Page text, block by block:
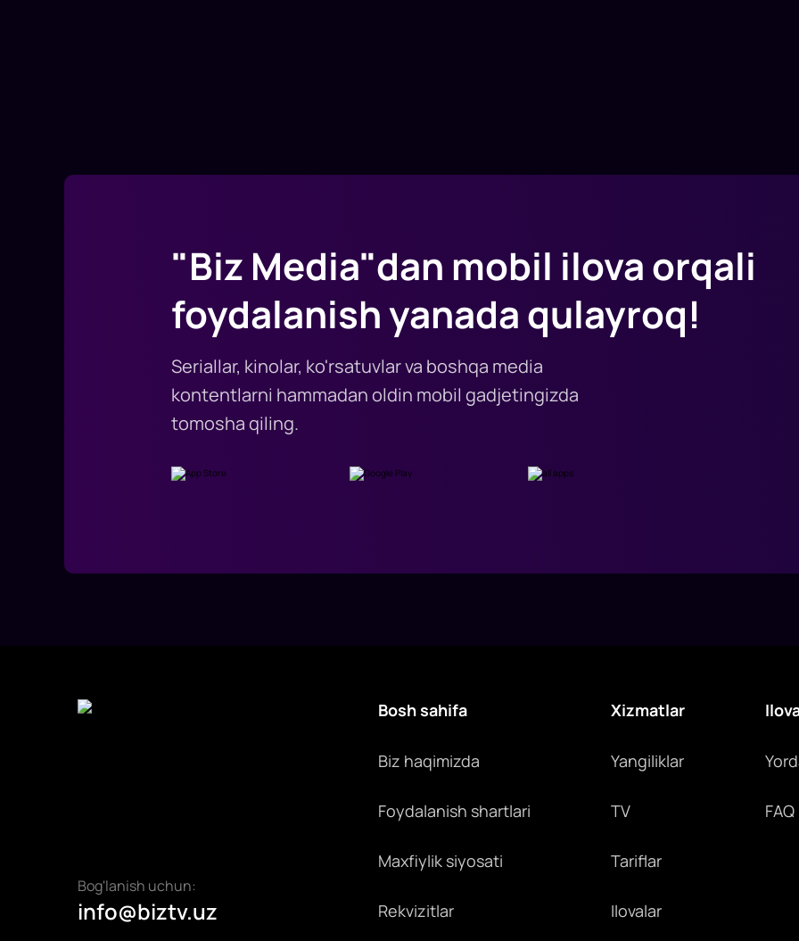
"Biz Media"dan mobil ilova orqali
foydalanish yanada qulayroq!
Seriallar, kinolar, ko'rsatuvlar va boshqa media
kontentlarni hammadan oldin mobil gadjetingizda
tomosha qiling.
Bog'lanish uchun:
info@biztv.uz
Bosh sahifa
Biz haqimizda
Foydalanish shartlari
Maxfiylik siyosati
Rekvizitlar
Xizmatlar
Yangiliklar
TV
Tariflar
Ilovalar
FAQ